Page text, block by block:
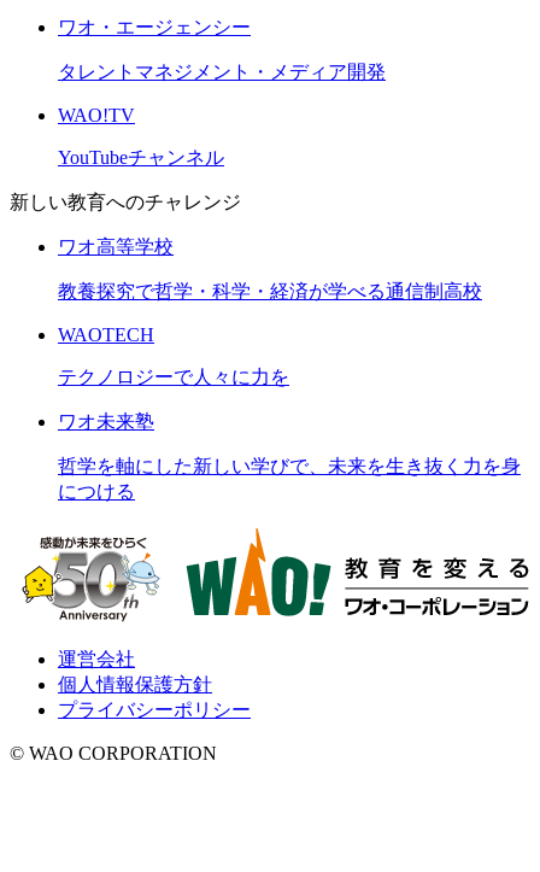
ワオ・エージェンシー
タレントマネジメント・メディア開発
WAO!TV
YouTubeチャンネル
新しい教育へのチャレンジ
ワオ高等学校
教養探究で哲学・科学・経済が学べる通信制高校
WAOTECH
テクノロジーで人々に力を
ワオ未来塾
哲学を軸にした新しい学びで、未来を生き抜く力を身
につける
運営会社
個人情報保護方針
プライバシーポリシー
© WAO CORPORATION